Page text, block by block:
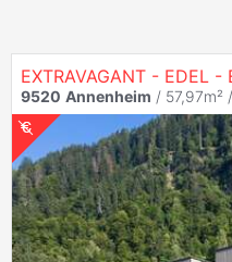
9520 Annenheim / 57,97m² /